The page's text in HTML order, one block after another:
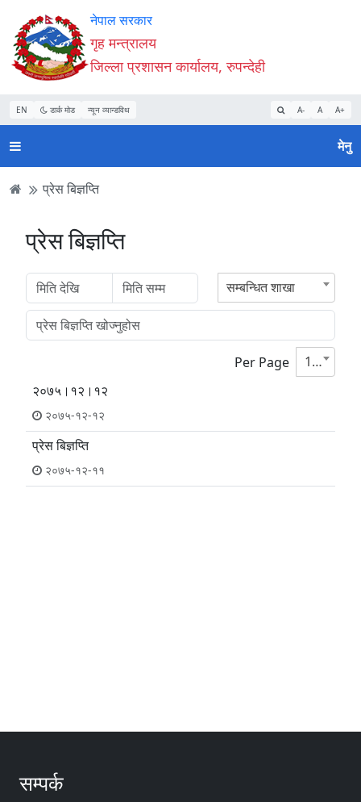
Accessibility
Mode
सुरु
गर्नुहोस्
सामाग्री
पढ्नुहाेस्
नेभिगेसन
पढ्नुहाेस्
वेबसाइट
खोजमा
जानुहोस्
नेपाल सरकार
गृह मन्त्रालय
जिल्ला प्रशासन कार्यालय, रुपन्देही
EN डार्क मोड न्यून व्यान्डविथ A- A A+
मेनु
प्रेस बिज्ञप्ति
प्रेस बिज्ञप्ति
सम्बन्धित शाखा
Per Page
10
२०७५।१२।१२
२०७५-१२-१२
प्रेस बिज्ञप्ति
२०७५-१२-११
सम्पर्क